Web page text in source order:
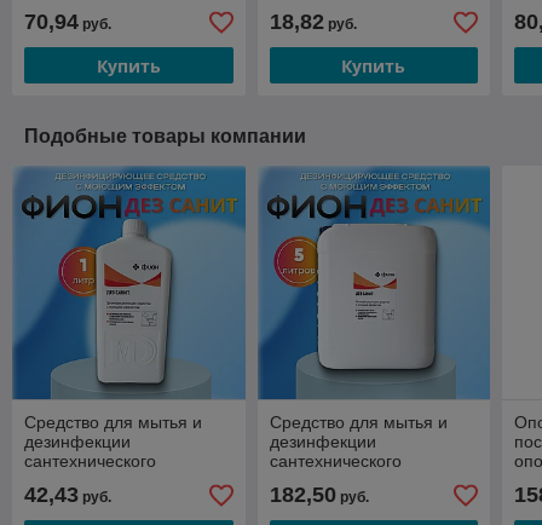
70,94 руб.
Купить
18,82руб.
Купить
Подобные товары компании
Средство для мытья и
дезинфекции
сантехнического
дез санит», 1 л
42,43 руб.
Средство для мытья и
дезинфекции
сантехнического
дез санит», 5 л
182,50руб.